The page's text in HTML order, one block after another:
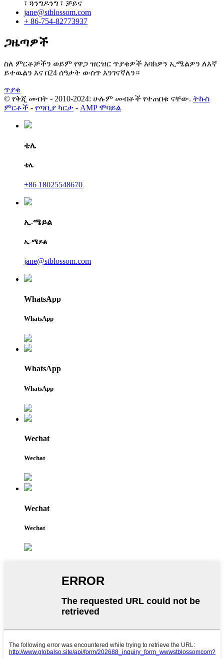
፣ ጓንግዶንግ ፣ ቻይና
jane@stblossom.com
+ 86-754-82773937
ጋዜጣዎች
ስለ ምርቶቻችን ወይም የዋጋ ዝርዝር ጥያቄዎች እባክዎን ኢሜልዎን ለእኛ
ይተዉልን እና በ24 ሰዓታት ውስጥ እንገናኛለን።
ጥያቄ
© የቅጂ መብት - 2010-2024: ሁሉም መብቶች የተጠበቁ ናቸው. ትኩስ
ምርቶች - የጣቢያ ካርታ - AMP ሞባይል
ቴሌ
ቴሌ
+86 18025548670
ኢ-ሜይል
ኢ-ሜይል
jane@stblossom.com
WhatsApp
WhatsApp
WhatsApp
WhatsApp
Wechat
Wechat
Wechat
Wechat